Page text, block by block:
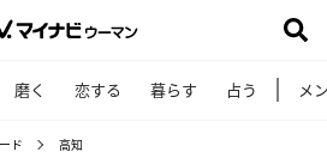
磨く 恋する 暮らす 占う メ
ド 高知